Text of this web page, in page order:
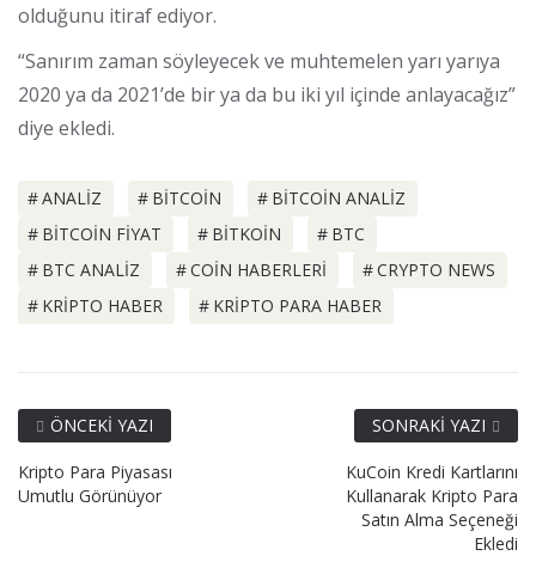
olduğunu itiraf ediyor.
“Sanırım zaman söyleyecek ve muhtemelen yarı yarıya
2020 ya da 2021’de bir ya da bu iki yıl içinde anlayacağız”
diye ekledi.
ANALIZ BITCOIN
BITCOIN ANALIZ
BITCOIN FIYAT
BITKOIN
BTC
BTC ANALIZ
COIN HABERLERI
CRYPTO NEWS
KRIPTO HABER
KRIPTO PARA HABER
ÖNCEKI YAZI
Kripto Para Piyasası
Umutlu Görünüyor
SONRAKI YAZI
KuCoin Kredi Kartlarını
Kullanarak Kripto Para
Satın Alma Seçeneği
Ekledi